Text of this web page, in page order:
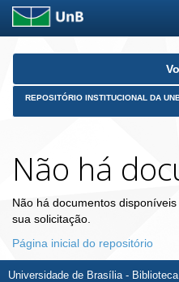
Skip
REPOSITÓRIO INSTITUCIONAL DA
Não há
Não há documentos
sua solicitação.
Página inicial do repositório
Universidade de Brasília -